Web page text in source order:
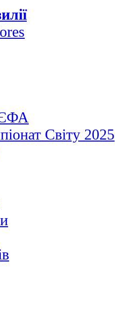
Світу 2025